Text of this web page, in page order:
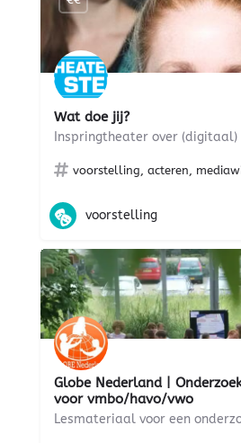
Wat doe jij?
Inspringtheater over (digitaal)
voorstelling, acteren,
voorstelling
Globe Nederland |
voor vmbo/havo/vwo
Lesmateriaal voor een